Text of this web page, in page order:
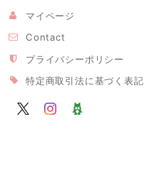
マイページ
Contact
プライバシーポリシー
特定商取引法に基づく表記